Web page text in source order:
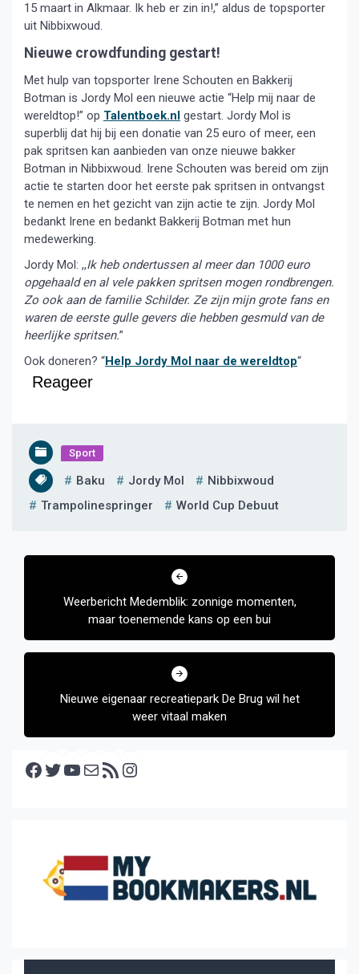
15 maart in Alkmaar. Ik heb er zin in!,” aldus de topsporter
uit Nibbixwoud.
Nieuwe crowdfunding gestart!
Met hulp van topsporter Irene Schouten en Bakkerij
Botman is Jordy Mol een nieuwe actie “Help mij naar de
wereldtop!” op Talentboek.nl gestart. Jordy Mol is
superblij dat hij bij een donatie van 25 euro of meer, een
pak spritsen kan aanbieden van onze nieuwe bakker
Botman in Nibbixwoud. Irene Schouten was bereid om zijn
actie te starten door het eerste pak spritsen in ontvangst
te nemen en het gezicht van zijn actie te zijn. Jordy Mol
bedankt Irene en bedankt Bakkerij Botman met hun
medewerking.
Jordy Mol: ,,Ik heb ondertussen al meer dan 1000 euro
opgehaald en al vele pakken spritsen mogen rondbrengen.
Zo ook aan de familie Schilder. Ze zijn mijn grote fans en
waren de eerste gulle gevers die hebben gesmuld van de
heerlijke spritsen.”
Ook doneren? “Help Jordy Mol naar de wereldtop“
Reageer
Sport
Baku Jordy Mol
Nibbixwoud
Trampolinespringer
World Cup Debuut
Bericht
Weerbericht Medemblik: zonnige momenten,
maar toenemende kans op een bui
Nieuwe eigenaar recreatiepark De Brug wil het
weer vitaal maken
Facebook Twitter YouTube E-mail RSS feed